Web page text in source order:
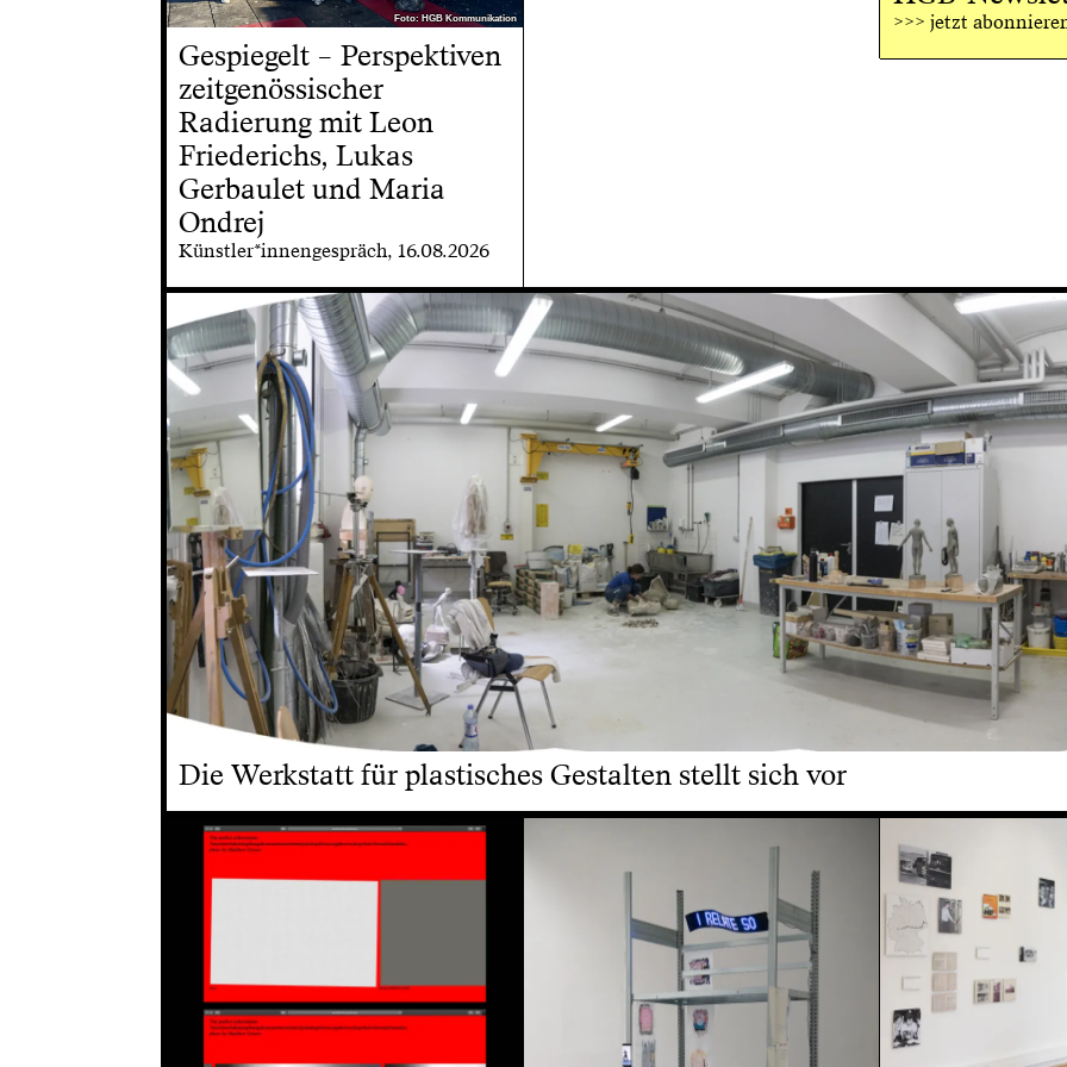
Foto: HGB Kommunikation
Foto: HGB Kommunikation
Gespiegelt – Perspektiven
zeitgenössischer
Radierung mit Leon
Friederichs, Lukas
Gerbaulet und Maria
Ondrej
Künstler*innengespräch, 16.08.2026
>>> jetzt
Die Werkstatt für plastisches Gestalten stellt sich vor